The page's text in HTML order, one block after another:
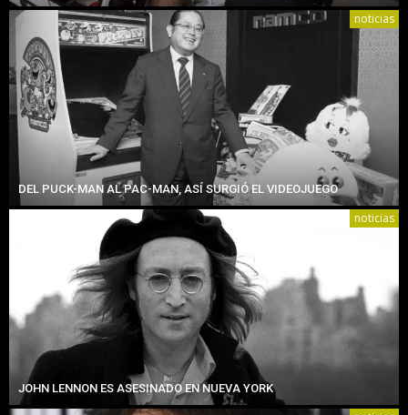
noticias
DEL PUCK-MAN AL PAC-MAN, ASÍ SURGIÓ EL VIDEOJUEGO
noticias
JOHN LENNON ES ASESINADO EN NUEVA YORK